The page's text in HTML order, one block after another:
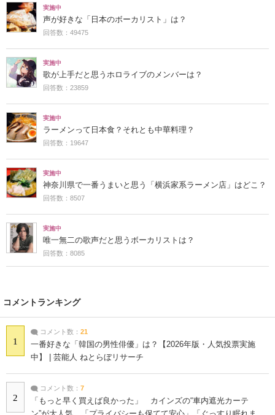
実施中
声が好きな「日本のボーカリスト」は？
回答数：49475
実施中
歌が上手だと思うホロライブのメンバーは？
回答数：23859
実施中
ラーメンって日本食？それとも中華料理？
回答数：19647
実施中
神奈川県で一番うまいと思う「横浜家系ラーメン店」はどこ？
回答数：8507
実施中
唯一無二の歌声だと思うボーカリストは？
回答数：8085
コメントランキング
1
コメント数： 21
一番好きな「韓国の男性俳優」は？【2026年版・人気投票実施
中】 | 芸能人 ねとらぼリサーチ
2
コメント数： 7
「もっと早く買えば良かった」 カインズの“車内遮光カーテ